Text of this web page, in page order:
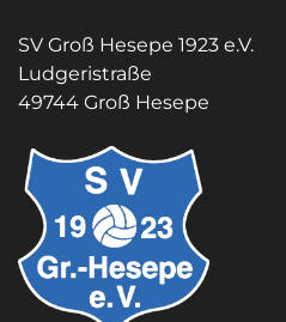
SV Groß Hesepe 1923 e.V.
Ludgeristraße
49744 Groß Hesepe